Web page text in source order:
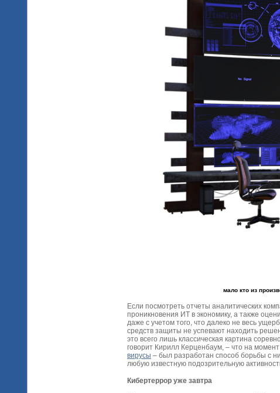
мало кто из
Если посмотреть отчеты аналитических
проникновения ИТ в экономику, а также
даже с учетом того, что далеко не весь
средств защиты не успевают находить
это всего лишь классическая картина
говорит Кирилл Керценбаум, – что на
вирусы – был разработан способ борьбы с
любую известную подозрительную
Кибертеррор уже завтра